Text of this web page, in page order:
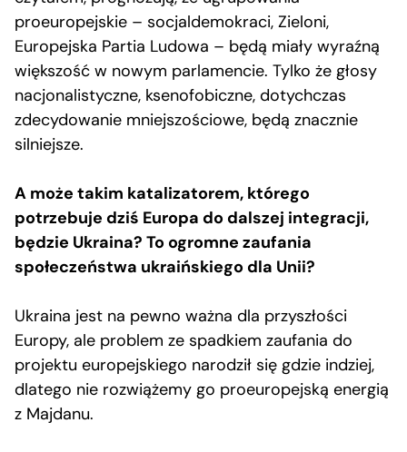
proeuropejskie – socjaldemokraci, Zieloni,
Europejska Partia Ludowa – będą miały wyraźną
większość w nowym parlamencie. Tylko że głosy
nacjonalistyczne, ksenofobiczne, dotychczas
zdecydowanie mniejszościowe, będą znacznie
silniejsze.
A może takim katalizatorem, którego
potrzebuje dziś Europa do dalszej integracji,
będzie Ukraina? To ogromne zaufania
społeczeństwa ukraińskiego dla Unii?
Ukraina jest na pewno ważna dla przyszłości
Europy, ale problem ze spadkiem zaufania do
projektu europejskiego narodził się gdzie indziej,
dlatego nie rozwiążemy go proeuropejską energią
z Majdanu.